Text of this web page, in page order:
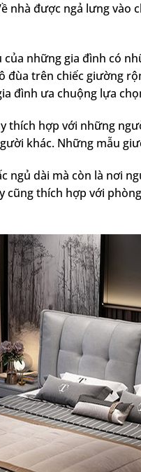
nhà được ngả lưng
những gia đình có
đùa trên chiếc giường
đình ưa chuộng lựa
hợp với những
khác. Những mẫu
ngủ dài mà còn là nơi
cũng thích hợp với